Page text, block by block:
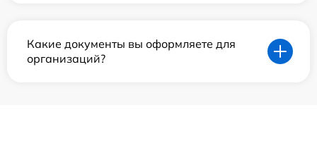
Какие документы вы оформляете для
организаций?